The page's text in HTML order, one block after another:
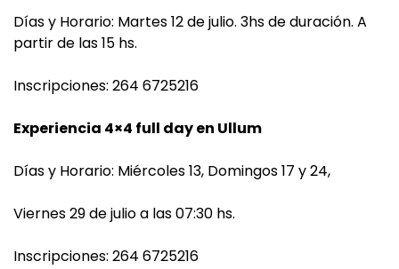
Días y Horario: Martes 12 de julio. 3hs de duración. A
partir de las 15 hs.
Inscripciones: 264 6725216
Experiencia 4×4 full day en Ullum
Días y Horario: Miércoles 13, Domingos 17 y 24,
Viernes 29 de julio a las 07:30 hs.
Inscripciones: 264 6725216